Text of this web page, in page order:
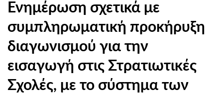
Ενημέρωση σχετικά με
συμπληρωματική προκήρυξη
διαγωνισμού για την
εισαγωγή στις Στρατιωτικές
Σχολές, με το σύστημα των